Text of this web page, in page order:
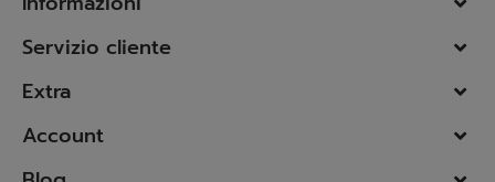
Servizio cliente
Extra
Account